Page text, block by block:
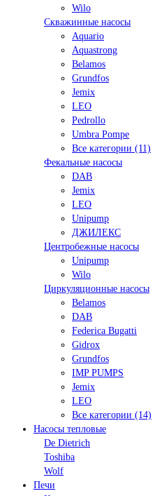
Wilo
Скважинные насосы
Aquario
Aquastrong
Belamos
Grundfos
Jemix
LEO
Pedrollo
Umbra Pompe
Все категории (11)
Фекальные насосы
DAB
Jemix
LEO
Unipump
ДЖИЛЕКС
Центробежные насосы
Unipump
Wilo
Циркуляционные насосы
Belamos
DAB
Federica Bugatti
Gidrox
Grundfos
IMP PUMPS
Jemix
LEO
Все категории (14)
Насосы тепловые
De Dietrich
Toshiba
Wolf
Печи